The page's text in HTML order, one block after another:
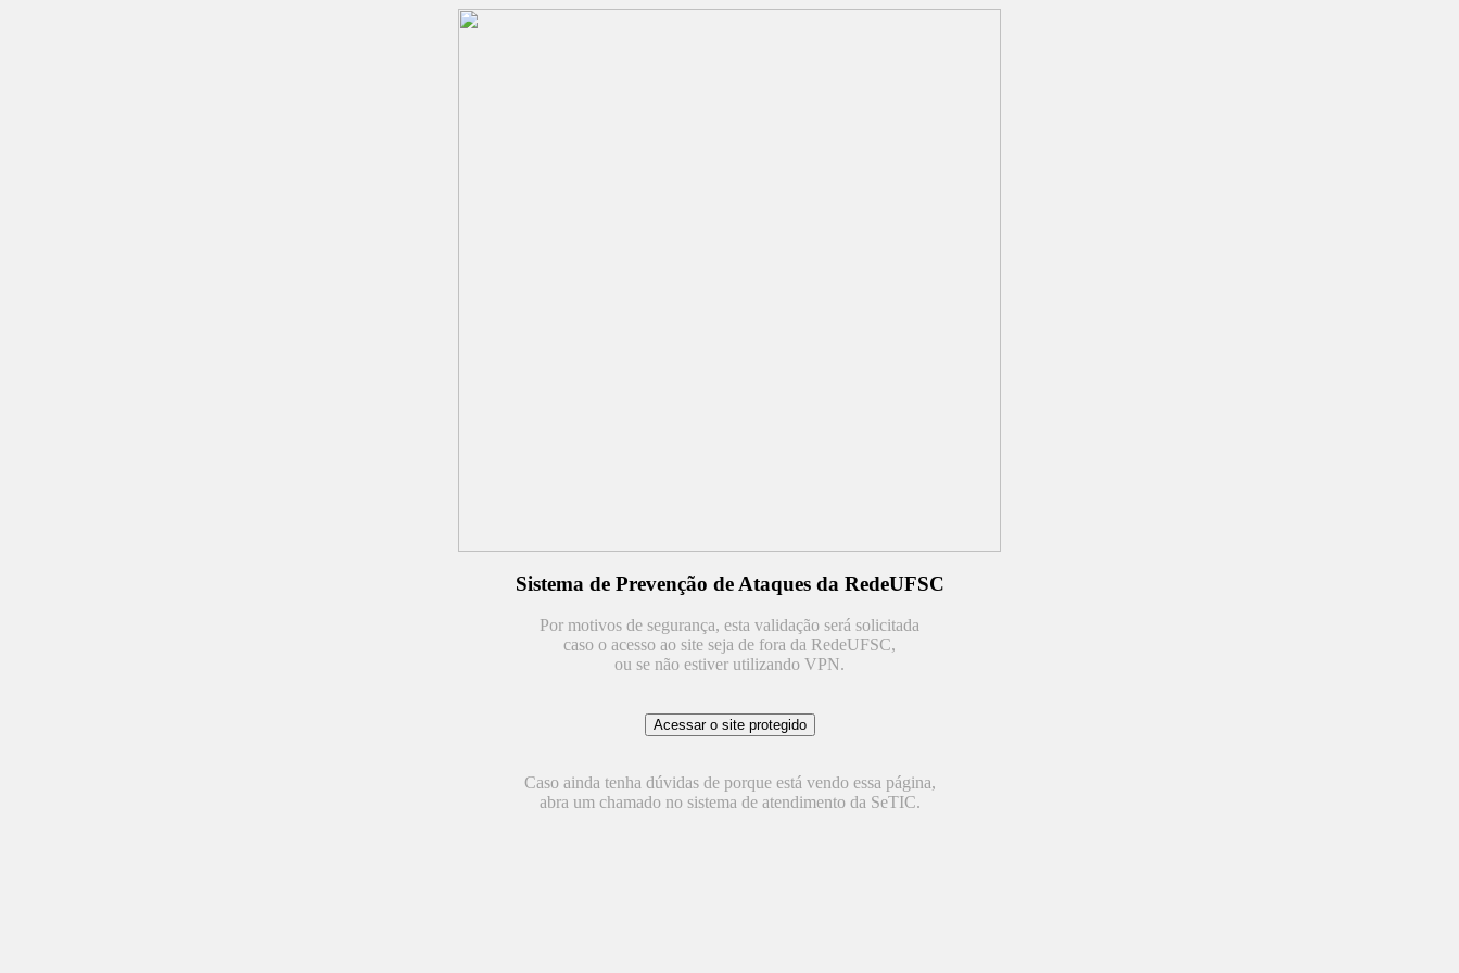
Sistema de Prevenção de Ataques da RedeUFSC
Por motivos de segurança, esta validação será solicitada
caso o acesso ao site seja de fora da RedeUFSC,
ou se não estiver utilizando VPN.
Caso ainda tenha dúvidas de porque está vendo essa página,
abra um chamado no sistema de atendimento da SeTIC.